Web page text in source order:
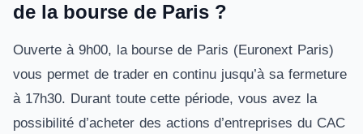
de la bourse de Paris ?
Ouverte à 9h00, la bourse de Paris (Euronext Paris)
vous permet de trader en continu jusqu’à sa fermeture
à 17h30. Durant toute cette période, vous avez la
possibilité d’acheter des actions d’entreprises du CAC